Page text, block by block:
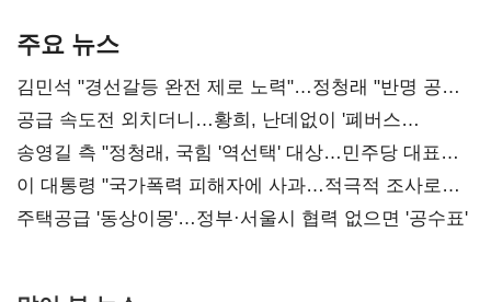
주요 뉴스
김민석 "경선갈등 완전 제로 노력"…정청래 "반명 공세
사과부터"
공급 속도전 외치더니…황희, 난데없이 '폐버스
리모델링' 제안
송영길 측 "정청래, 국힘 '역선택' 대상…민주당 대표로
총선 지휘 못해"
이 대통령 "국가폭력 피해자에 사과…적극적 조사로
진실 밝혀야"
주택공급 '동상이몽'…정부·서울시 협력 없으면 '공수표'